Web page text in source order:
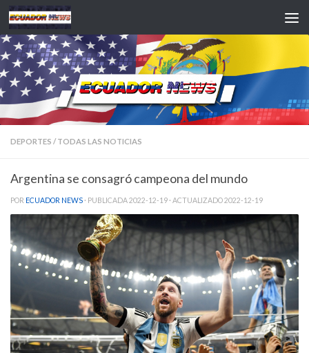
Saltar al contenido
DEPORTES / TODAS LAS NOTICIAS
Argentina se consagró campeona del mundo
POR ECUADOR NEWS · PUBLICADA2022-12-19 · ACTUALIZADO2022-12-19